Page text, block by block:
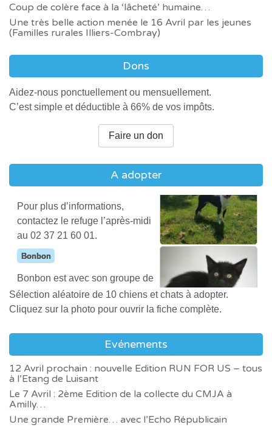
Coup de colère face à la ‘lâcheté’ humaine…
Une très belle action menée le 16 Avril par les jeunes
(Familles rurales Illiers-Combray)
Dons
Aidez-nous ponctuellement ou mensuellement.
C’est simple et déductible à 66% de vos impôts.
Faire un don
A adopter
Elle a besoin d’un espace
extérieur clos. Un travail
Biscuit
de chatons. Elle est encore
présence importante.
Elle est à la chatterie avec sa
Tom
Tom est un chien très gentil.
contactez le refuge l’après-midi
au 02 37 21 60 01.
Bonbon
Bonbon est avec son groupe de
chatons à la chatterie.
Il est encore petit et il serait bien
qu’il soit adopté avec un autre
chaton du groupe.
Raven
magnifique. Elle avait été
abandonnée, attachée aux
grilles du refuge.
Il faut prendre des précautions
avec Raven lorsqu’elle ne
connaît pas les personnes.
Noël
Noël fait partie de ce groupe de
chats, capturés à la suite du
Sélection aléatoire de 10 chiens et chats à adopter.
Cliquez sur la photo pour ouvrir la fiche complète.
Evénements
12 Avril prochain : nouvelle Edition RUN FOR US – tous
à l’Etang de Luisant
Le 7 Avril : 2ème Edition de la collecte du CMJA à
Amilly…
Une grande Première… avec l’Echo Républicain
Tootsie
Attend depuis 5 ans
Tootsie est une chienne mignonne.
Elle a besoin de vivre en maison, avec
Bonbon
Attend depuis Age inconnu
Bonbon est avec son groupe de
chatons à la chatterie.
Il est encore petit et il serait bien qu’il